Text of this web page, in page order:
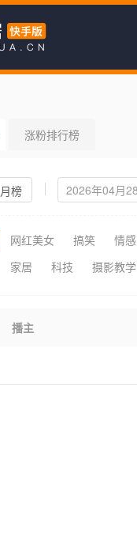
涨粉排行榜
月榜
网红美女 搞笑 情感
家居 科技 摄影教学
播主